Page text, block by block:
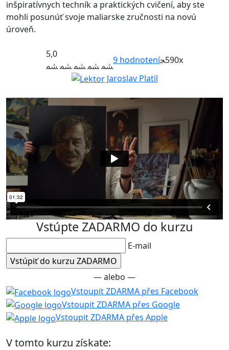
inšpiratívnych techník a praktických cvičení, aby ste
mohli posunúť svoje maliarske zručnosti na novú
úroveň.
5,0
9 hodnotení 590x
Jaroslav Platil
Vstúpte ZADARMO do kurzu
E-mail
— alebo —
Vstoupit ZDARMA přes Facebook
Vstoupit ZDARMA přes Google
Vstoupit ZDARMA přes Apple
V tomto kurzu získate: